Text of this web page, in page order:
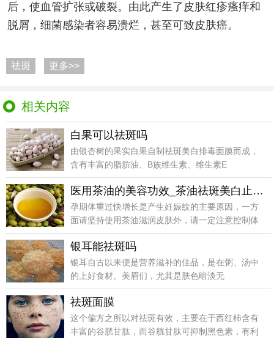
后，使血管扩张或破裂。由此产生了皮肤红疹瘙痒和
脱屑，细菌感染者容易溃烂，甚至可致皮肤癌。
祛斑 更多>>
相关内容
白果可以祛斑吗
由银杏树的果实白果自制祛斑美白排毒面膜而成，
含有丰富的脂肪油、B族维生素、维生素E
医用茶油的美容功效_茶油祛斑美白止痒除疣
孕期体重过快增长是产生妊娠纹的主要原因，一方
面请坚持使用茶油滋润皮肤外，请一定注意控制体
重过快增长，
银耳能祛斑吗
银耳自古以来便是营养滋补的佳品，是在粥、汤中
的上好食材。美眉们，尤其是肤色暗淡无
祛斑面膜
这个偏方之所以对祛斑有效，主要在于西红柿含有
丰富的谷胱甘肽，而谷胱甘肽可抑制黑色素，有利